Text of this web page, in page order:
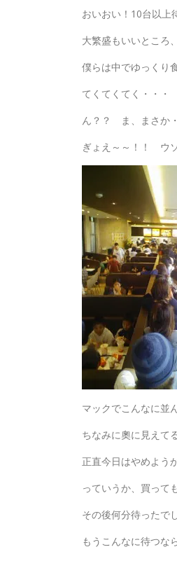
おいおい！10台以上
大繁盛もいいところ
僕らは中でゆっくり
てくてくてく・・・
ん？？ ま、まさか
ぎょえ～～！！ ウ
マックでこんなに並
ちなみに奧に見えて
正直今日はやめよう
っていうか、買って
その後何分待ったで
もうこんなに待つな